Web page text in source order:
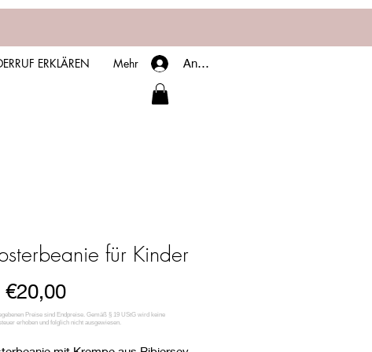
ERKLÄREN Mehr Anmelden
für Kinder
€20,00Sale-
Preis